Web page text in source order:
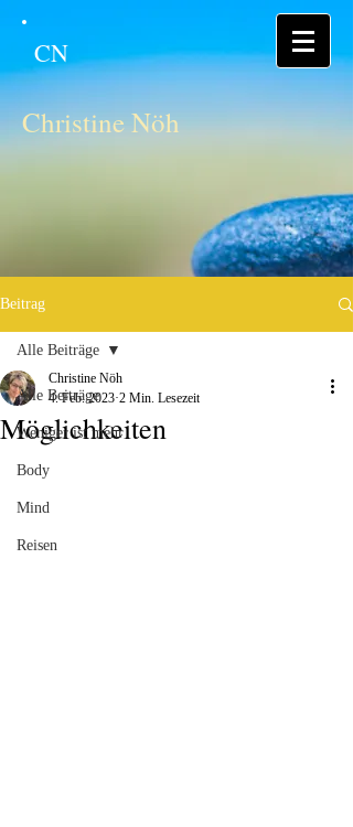
CN
Christine Nöh
Beitrag
Alle Beiträge
Weniger ist mehr
Body
Mind
Reisen
Alle Beiträge
Möglichkeiten
Christine Nöh
4. Feb. 2023 2 Min. Lesezeit